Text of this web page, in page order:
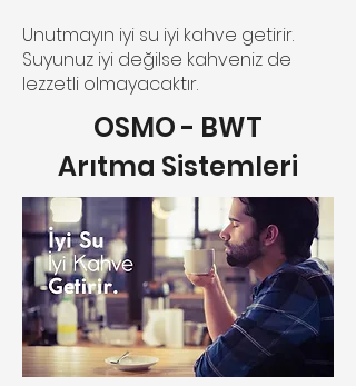
Unutmayın iyi su iyi kahve getirir.
Suyunuz iyi değilse kahveniz de
lezzetli olmayacaktır.
OSMO - BWT
Arıtma Sistemleri